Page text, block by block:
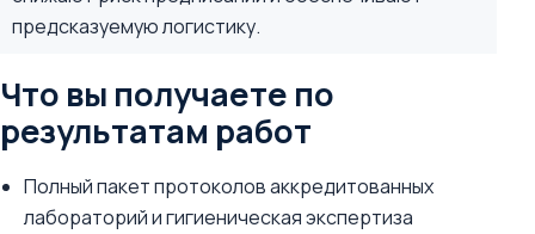
предсказуемую логистику.
Что вы получаете по
результатам работ
Полный пакет протоколов аккредитованных
лабораторий и гигиеническая экспертиза